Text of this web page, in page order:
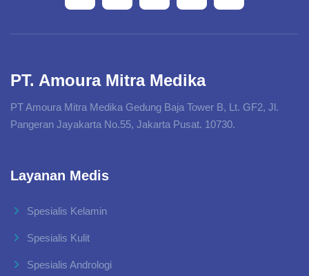
PT. Amoura Mitra Medika
PT Amoura Mitra Medika Gedung Baja Tower B, Lt. GF2, Jl.
Pangeran Jayakarta No.55, Jakarta Pusat. 10730.
Layanan Medis
Spesialis Kelamin
Spesialis Kulit
Spesialis Andrologi